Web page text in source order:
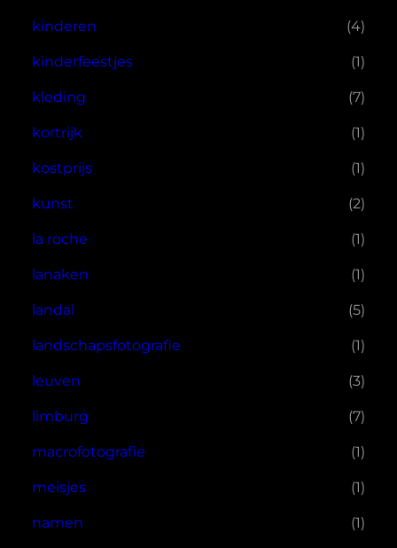
kinderen (4)
kinderfeestjes (1)
kleding (7)
kortrijk (1)
kostprijs (1)
kunst (2)
la roche (1)
lanaken (1)
landal (5)
landschapsfotografie (1)
leuven (3)
limburg (7)
macrofotografie (1)
meisjes (1)
namen (1)